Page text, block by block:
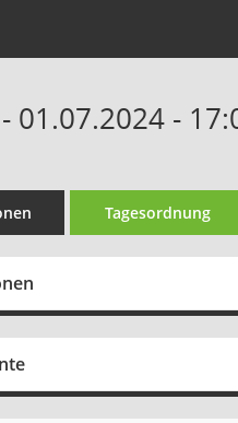
01.07.2024 -
Tagesordnung